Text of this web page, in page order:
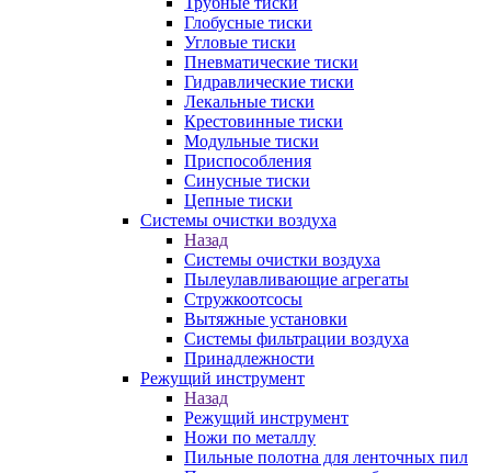
Глобусные тиски
Угловые тиски
Пневматические тиски
Гидравлические тиски
Лекальные тиски
Крестовинные тиски
Модульные тиски
Приспособления
Синусные тиски
Цепные тиски
Системы очистки воздуха
Назад
Системы очистки воздуха
Пылеулавливающие агрегаты
Стружкоотсосы
Вытяжные установки
Системы фильтрации воздуха
Принадлежности
Режущий инструмент
Назад
Режущий инструмент
Ножи по металлу
Пильные полотна для ленточных пил